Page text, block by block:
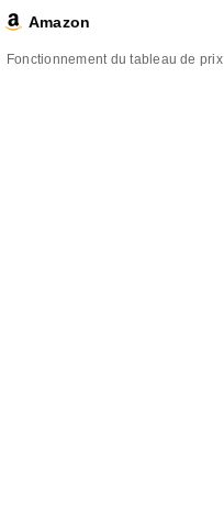
Amazon
Fonctionnement du tableau de prix